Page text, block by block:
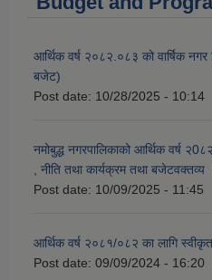
आर्थिक वर्ष २०८२.०८३ को वार्षिक नगर
बजेट)
Post date: 10/28/2025 - 10:14
नमोबुद्ध नगरपालिकाको आर्थिक वर्ष
, नीति तथा कार्यक्रम तथा बजेटवक्तव्य
Post date: 10/09/2025 - 11:45
आर्थिक वर्ष २०८१/०८२ का लागि
Post date: 09/09/2024 - 16:20